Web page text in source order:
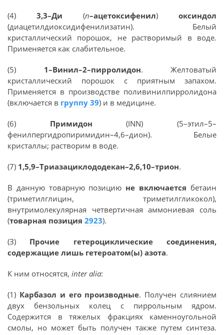
(4) 3,3–Ди (п–ацетоксифенил) оксиндол
(диацетилдиоксидифенилизатин). Белый
кристаллический порошок, не растворимый в воде.
Применяется как слабительное.
(5) 1–Винил–2–пирролидон. Желтоватый
кристаллический порошок с приятным запахом.
Применяется в производстве поливинилпирролидона
(включается в группу 39) и в медицине.
(6) Примидон(INN) (5–этил–5–
фенилпергидропиримидин–4,6–дион). Белые
кристаллы; растворим в воде.
(7) 1,5,9–Триазациклододекан–2,6,10–трион.
В данную товарную позицию не включается бетаин
(триметилглицин, триметилгликокол),
внутримолекулярная четвертичная аммониевая соль
(товарная позиция 2923).
(З) Прочие гетероциклические соединения,
содержащие лишь гетероатом(ы) азота.
К ним относятся, inter alia:
(1) Карбазол и его производные. Получен слиянием
двух бензольных колец с пиррольным ядром.
Содержится в тяжелых фракциях каменноугольной
смолы, но может быть получен также путем синтеза.